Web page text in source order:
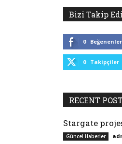
Bizi Takip
0 Beğenenler
0 Takipçiler
RECENT
Stargate
Güncel Haberler